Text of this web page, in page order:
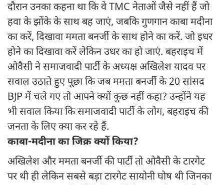
दौरान उनका कहना था कि वे TMC नेताओं जैसे नहीं हैं जो
हवा के झोंके के साथ बह जाएं, जबकि गुणगान काबा मदीना
का करें, दिखावा ममता बनर्जी के साथ होने का करें. जो इधर
होने का दिखावा करें लेकिन उधर का हो जाएं. बहराइच में
ओवैसी ने समाजवादी पार्टी के अध्यक्ष अखिलेश यादव पर
सवाल उठाते हुए पूछा कि जब ममता बनर्जी के 20 सांसद
BJP में चले गए तो आपने क्यों कुछ नहीं कहा? उन्होंने यह
भी सवाल किया कि समाजवादी पार्टी के लोग, बहराइच की
जनता के लिए क्या कर रहे हैं.
काबा-मदीना का जिक्र क्यों किया?
अखिलेश और ममता बनर्जी की पार्टी तो ओवैसी के टारगेट
पर थी ही लेकिन सबसे बड़ा टारगेट सायोनी घोष थी जिनका